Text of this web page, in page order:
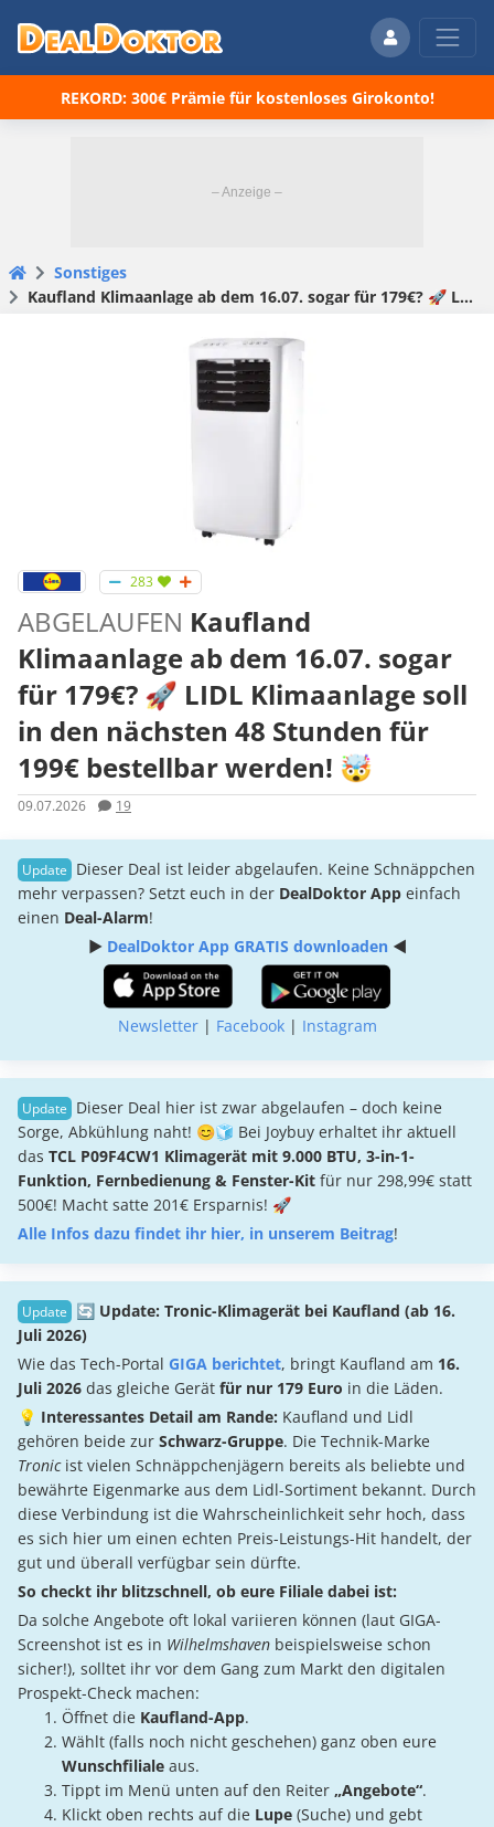
REKORD: 300€ Prämie für kostenloses Girokonto!
Sonstiges
Kaufland Klimaanlage ab dem 16.07. sogar für 179€? 🚀 LIDL Klimaanlage soll in den nächsten 48 Stunden für 199€ bestellbar werden! 🤯
283
ABGELAUFEN Kaufland
Klimaanlage ab dem 16.07. sogar
für 179€? 🚀 LIDL Klimaanlage soll
in den nächsten 48 Stunden für
199€ bestellbar werden! 🤯
09.07.2026 19
Dieser Deal ist leider abgelaufen. Keine Schnäppchen
mehr verpassen? Setzt euch in der DealDoktor App einfach
einen Deal-Alarm!
► DealDoktor App GRATIS downloaden◄
Newsletter| Facebook| Instagram
Dieser Deal hier ist zwar abgelaufen – doch keine
Sorge, Abkühlung naht! 😊🧊 Bei Joybuy erhaltet ihr aktuell
das TCL P09F4CW1 Klimagerät mit 9.000 BTU, 3-in-1-
Funktion, Fernbedienung & Fenster-Kit für nur 298,99€ statt
500€! Macht satte 201€ Ersparnis! 🚀
Alle Infos dazu findet ihr hier, in unserem Beitrag!
🔄 Update: Tronic-Klimagerät bei Kaufland (ab 16.
Juli 2026)
Wie das Tech-Portal GIGA berichtet, bringt Kaufland am 16.
Juli 2026 das gleiche Gerät für nur 179 Euro in die Läden.
💡 Interessantes Detail am Rande: Kaufland und Lidl
gehören beide zur Schwarz-Gruppe. Die Technik-Marke
Tronicist vielen Schnäppchenjägern bereits als beliebte und
bewährte Eigenmarke aus dem Lidl-Sortiment bekannt. Durch
diese Verbindung ist die Wahrscheinlichkeit sehr hoch, dass
es sich hier um einen echten Preis-Leistungs-Hit handelt, der
gut und überall verfügbar sein dürfte.
So checkt ihr blitzschnell, ob eure Filiale dabei ist:
Da solche Angebote oft lokal variieren können (laut GIGA-
Screenshot ist es in Wilhelmshaven beispielsweise schon
sicher!), solltet ihr vor dem Gang zum Markt den digitalen
Prospekt-Check machen:
Öffnet die Kaufland-App.
Wählt (falls noch nicht geschehen) ganz oben eure
Wunschfiliale aus.
Tippt im Menü unten auf den Reiter „Angebote“.
Klickt oben rechts auf die Lupe (Suche) und gebt